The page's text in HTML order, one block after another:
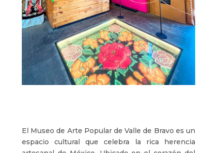
El Museo de Arte Popular de Valle de Bravo es un
espacio cultural que celebra la rica herencia